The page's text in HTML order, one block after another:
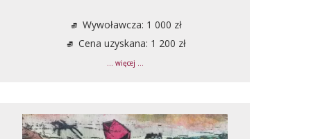
Wywoławcza: 1 000 zł
Cena uzyskana: 1 200 zł
... więcej ...